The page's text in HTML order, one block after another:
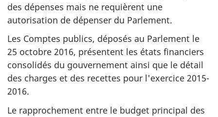
des dépenses mais ne requièrent une
autorisation de dépenser du Parlement.
Les Comptes publics, déposés au Parlement le
25 octobre 2016, présentent les états financiers
consolidés du gouvernement ainsi que le détail
des charges et des recettes pour l'exercice 2015-
2016.
Le rapprochement entre le budget principal des